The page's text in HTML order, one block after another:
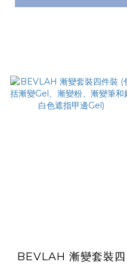
BEVLAH 漸變套裝四